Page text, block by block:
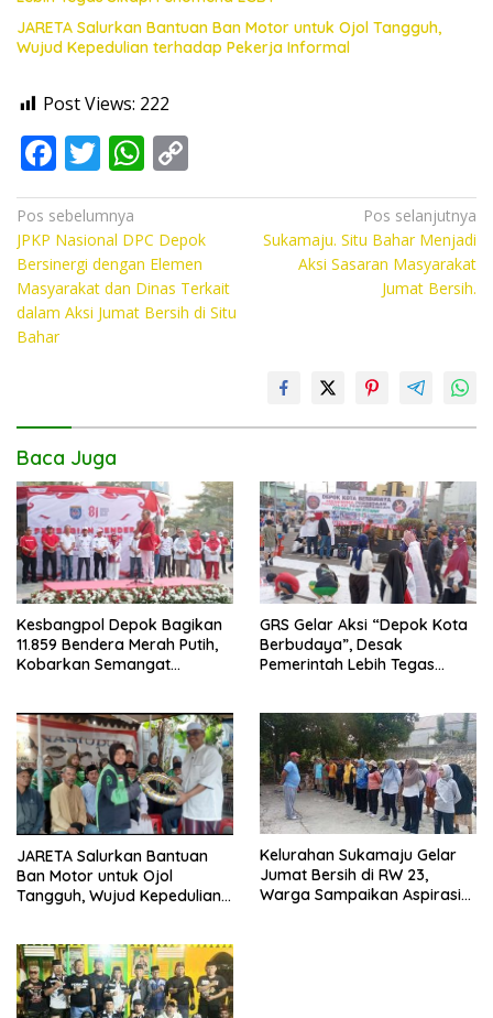
JARETA Salurkan Bantuan Ban Motor untuk Ojol Tangguh,
Wujud Kepedulian terhadap Pekerja Informal
Post Views: 222
F
ac
e
b
o
o
T
w
itt
er
W
h
at
s
A
p
o
p
y
Li
n
Navigasi
pos
Pos sebelumnya
JPKP Nasional DPC Depok
Bersinergi dengan Elemen
Masyarakat dan Dinas Terkait
dalam Aksi Jumat Bersih di Situ
Bahar
Pos selanjutnya
Sukamaju. Situ Bahar Menjadi
Aksi Sasaran Masyarakat
Jumat Bersih.
Baca Juga
Kesbangpol Depok Bagikan
11.859 Bendera Merah Putih,
Kobarkan Semangat
GRS Gelar Aksi “Depok Kota
Berbudaya”, Desak
Pemerintah Lebih Tegas
JARETA Salurkan Bantuan
Ban Motor untuk Ojol
Tangguh, Wujud Kepedulian
Kelurahan Sukamaju Gelar
Jumat Bersih di RW 23,
Warga Sampaikan Aspirasi